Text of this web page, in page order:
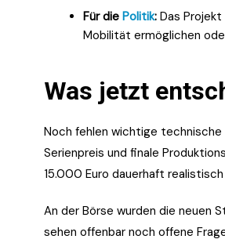
Für die Politik: Das
Mobilität ermöglichen
Was jetzt
Noch fehlen wichtige
Serienpreis und finale
15.000 Euro dauerhaft
An der Börse wurden die neuen
sehen offenbar noch offene